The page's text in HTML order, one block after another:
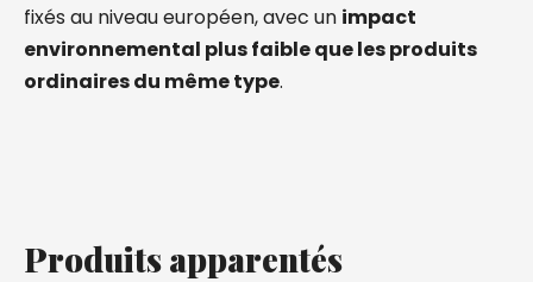
fixés au niveau européen, avec un impact
environnemental plus faible que les produits
ordinaires du même type.
Produits apparentés